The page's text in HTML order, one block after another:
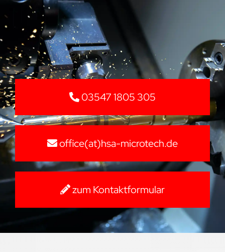
03547 1805 305
office(at)hsa-microtech.de
zum Kontaktformular